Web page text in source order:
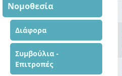
Νομοθεσία
Διάφορα
Συμβούλια -
Επιτροπές